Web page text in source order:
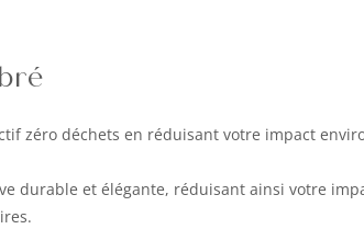
zéro déchets en réduisant votre impact
durable et élégante, réduisant ainsi votre